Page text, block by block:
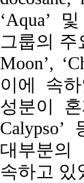
‘Aqua’
그룹의 주
Moon’,
이에 속
성분이 혼
대부분의
속하고 있